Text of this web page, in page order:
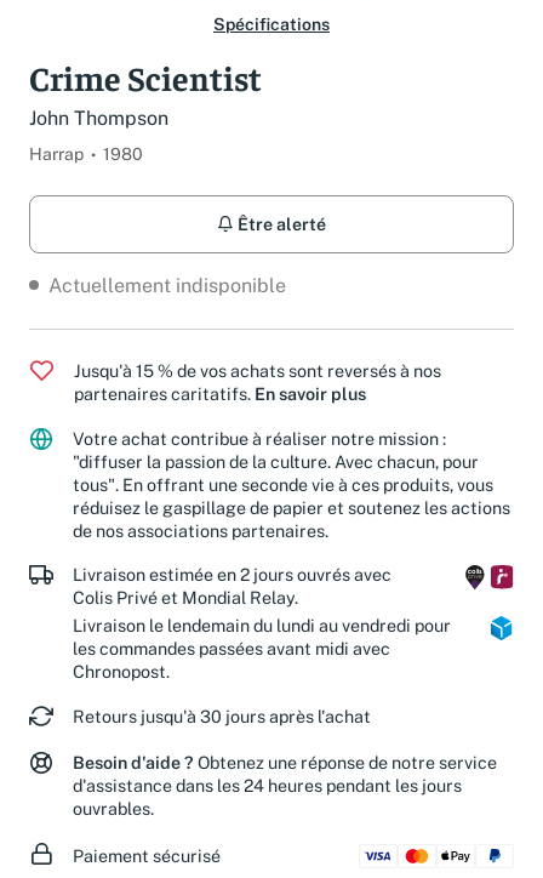
Spécifications
Crime Scientist
John Thompson
Harrap 1980
Être alerté
Actuellement indisponible
Jusqu'à 15 % de vos achats sont reversés à nos
partenaires caritatifs. En savoir plus
Votre achat contribue à réaliser notre mission :
"diffuser la passion de la culture. Avec chacun, pour
tous". En offrant une seconde vie à ces produits, vous
réduisez le gaspillage de papier et soutenez les actions
de nos associations partenaires.
Livraison estimée en 2 jours ouvrés avec
Colis Privé et Mondial Relay.
Livraison le lendemain du lundi au vendredi pour
les commandes passées avant midi avec
Chronopost.
Retours jusqu'à 30 jours après l'achat
Besoin d'aide ? Obtenez une réponse de notre service
d'assistance dans les 24 heures pendant les jours
ouvrables.
Paiement sécurisé